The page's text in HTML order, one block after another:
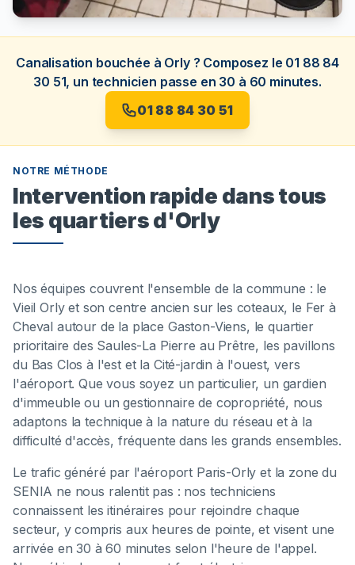
Canalisation bouchée à Orly ? Composez le 01 88 84
30 51, un technicien passe en 30 à 60 minutes.
01 88 84 30 51
NOTRE MÉTHODE
Intervention rapide dans tous
les quartiers d'Orly
Nos équipes couvrent l'ensemble de la commune : le
Vieil Orly et son centre ancien sur les coteaux, le Fer à
Cheval autour de la place Gaston-Viens, le quartier
prioritaire des Saules-La Pierre au Prêtre, les pavillons
du Bas Clos à l'est et la Cité-jardin à l'ouest, vers
l'aéroport. Que vous soyez un particulier, un gardien
d'immeuble ou un gestionnaire de copropriété, nous
adaptons la technique à la nature du réseau et à la
difficulté d'accès, fréquente dans les grands ensembles.
Le trafic généré par l'aéroport Paris-Orly et la zone du
SENIA ne nous ralentit pas : nos techniciens
connaissent les itinéraires pour rejoindre chaque
secteur, y compris aux heures de pointe, et visent une
arrivée en 30 à 60 minutes selon l'heure de l'appel.